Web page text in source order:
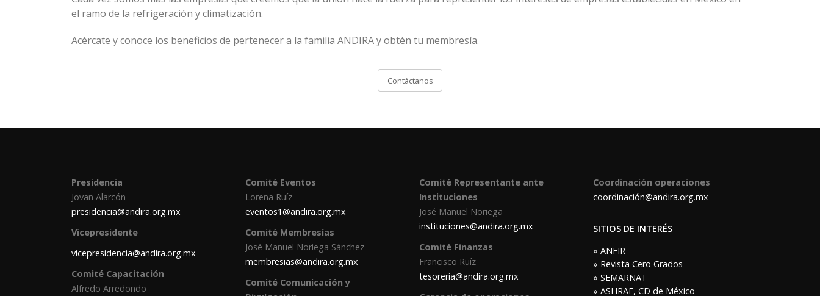
el ramo de la refrigeración y climatización.
Acércate y conoce los beneficios de pertenecer a la familia ANDIRA y obtén tu membresía.
Contáctanos
Presidencia
Jovan Alarcón
presidencia@andira.org.mx
Vicepresidente
vicepresidencia@andira.org.mx
Comité Capacitación
Alfredo Arredondo
Comité Eventos
Lorena Ruíz
eventos1@andira.org.mx
Comité Membresías
José Manuel Noriega Sánchez
membresias@andira.org.mx
Comité Comunicación y
Comité Representante ante
Instituciones
José Manuel Noriega
instituciones@andira.org.mx
Comité Finanzas
Francisco Ruíz
tesoreria@andira.org.mx
Coordinación operaciones
coordinación@andira.org.mx
SITIOS DE INTERÉS
» ANFIR
» Revista Cero Grados
» SEMARNAT
» ASHRAE, CD de México